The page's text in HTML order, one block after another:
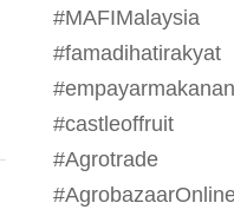
#MAFIMalaysia
#famadihatirakyat
#empayarmakanan
#castleoffruit
#Agrotrade